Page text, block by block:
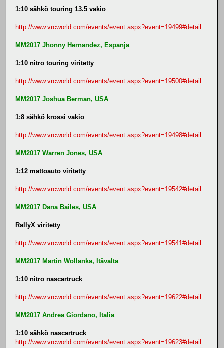
1:10 sähkö touring 13.5 vakio
http://www.vrcworld.com/events/event.aspx?event=19499#detail
MM2017 Jhonny Hernandez, Espanja
1:10 nitro touring viritetty
http://www.vrcworld.com/events/event.aspx?event=19500#detail
MM2017 Joshua Berman, USA
1:8 sähkö krossi vakio
http://www.vrcworld.com/events/event.aspx?event=19498#detail
MM2017 Warren Jones, USA
1:12 mattoauto viritetty
http://www.vrcworld.com/events/event.aspx?event=19542#detail
MM2017 Dana Bailes, USA
RallyX viritetty
http://www.vrcworld.com/events/event.aspx?event=19541#detail
MM2017 Martin Wollanka, Itävalta
1:10 nitro nascartruck
http://www.vrcworld.com/events/event.aspx?event=19622#detail
MM2017 Andrea Giordano, Italia
1:10 sähkö nascartruck
http://www.vrcworld.com/events/event.aspx?event=19623#detail